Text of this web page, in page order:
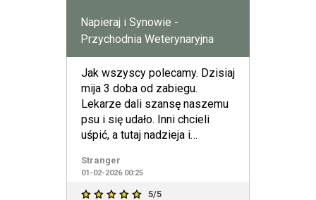
Napieraj i Synowie -
Przychodnia Weterynaryjna
Jak wszyscy polecamy. Dzisiaj
mija 3 doba od zabiegu.
Lekarze dali szansę naszemu
psu i się udało. Inni chcieli
uśpić, a tutaj nadzieja i
Stranger
01-02-2026 00:25
5/5